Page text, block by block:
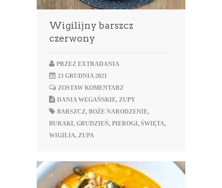
Wigilijny barszcz
czerwony
PRZEZ EXTRADANIA
23 GRUDNIA 2021
ZOSTAW KOMENTARZ
DANIA WEGAŃSKIE, ZUPY
BARSZCZ, BOŻE NARODZENIE,
BURAKI, GRUDZIEŃ, PIEROGI, ŚWIĘTA,
WIGILIA, ZUPA